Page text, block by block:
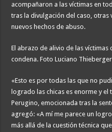
acompañaron a las víctimas en
tras la divulgación del caso,
nuevos hechos de abuso.
El abrazo de alivio de las víctimas
condena. Foto Luciano Thieberger
«Esto es por todas las que no
logrado las chicas es enorme y
Perugino, emocionada tras la
agregó: «A mí me parece un
más allá de la cuestión técnica